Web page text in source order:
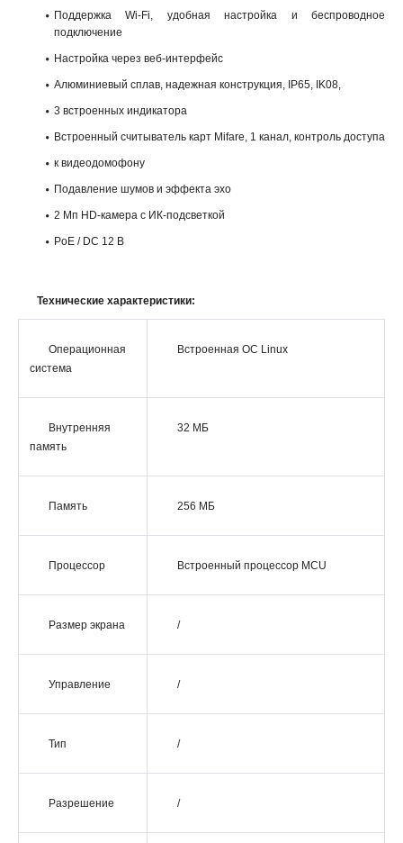
Поддержка Wi-Fi, удобная настройка и беспроводное
подключение
Настройка через веб-интерфейс
Алюминиевый сплав, надежная конструкция, IP65, IK08,
3 встроенных индикатора
Встроенный считыватель карт Mifare, 1 канал, контроль доступа
к видеодомофону
Подавление шумов и эффекта эхо
2 Мп HD-камера с ИК-подсветкой
PoE / DC 12 В
Технические характеристики:
Операционная
система
Встроенная ОС Linux
Внутренняя
память
32 МБ
Память 256 МБ
Процессор Встроенный процессор MCU
Размер экрана /
Управление /
Тип /
Разрешение /